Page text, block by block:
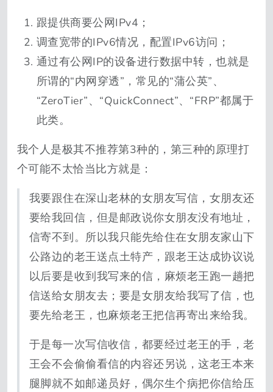
跟提供商要公网IPv4；
调查宽带的IPv6情况，配置IPv6访问；
通过有公网IP的设备进行数据中转，也就是
所谓的“内网穿透”，常见的“蒲公英”、
“ZeroTier”、“QuickConnect”、“FRP”都属于
此类。
我个人是极其不推荐第3种的，第三种的原理打
个可能不太恰当比方就是：
我要跟住在深山老林的女朋友写信，女朋友还
要给我回信，但是邮政说你女朋友没有地址，
信寄不到。所以我只能先给住在女朋友家山下
公路边的老王送点土特产，跟老王达成协议说
以后要是收到我写来的信，麻烦老王跑一趟把
信送给女朋友去；要是女朋友给我写了信，也
要先给老王，也麻烦老王把信再寄出来给我。
于是每一次写信收信，都要经过老王的手，老
王会不会偷偷看信的内容还另说，这老王本来
腿脚就不如邮递员好，偶尔生个病把你信给压